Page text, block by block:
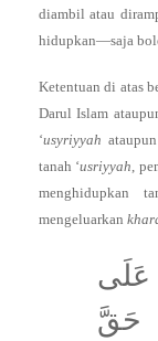
diambil atau
hidupkan—saja
Ketentuan di atas
Darul Islam
‘usyriyyah
tanah ‘usriyyah,
menghidupkan
mengeluarkan
عَلَى
حَقَّ